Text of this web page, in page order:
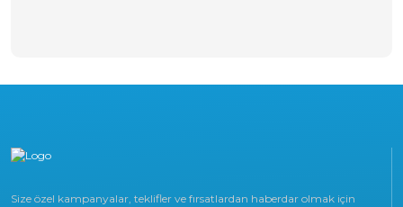
Size özel kampanyalar, teklifler ve fırsatlardan haberdar olmak için